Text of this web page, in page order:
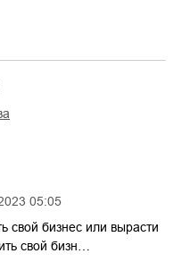
05:05
свой бизнес или вырасти
свой бизн…